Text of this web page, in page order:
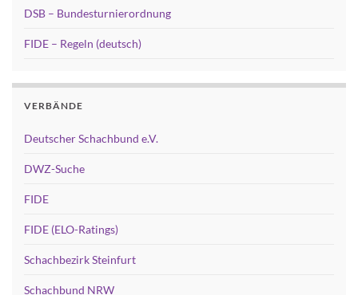
DSB – Bundesturnierordnung
FIDE – Regeln (deutsch)
VERBÄNDE
Deutscher Schachbund e.V.
DWZ-Suche
FIDE
FIDE (ELO-Ratings)
Schachbezirk Steinfurt
Schachbund NRW